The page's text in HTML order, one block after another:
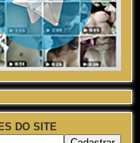
DO SITE